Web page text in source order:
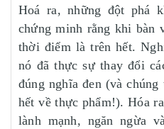
Hoá ra, những đột phá
chứng minh rằng khi bàn
thời điểm là trên hết.
nó đã thực sự thay đổi
đúng nghĩa đen (và
hết về thực phẩm!). Hóa
lành mạnh, ngăn ngừa